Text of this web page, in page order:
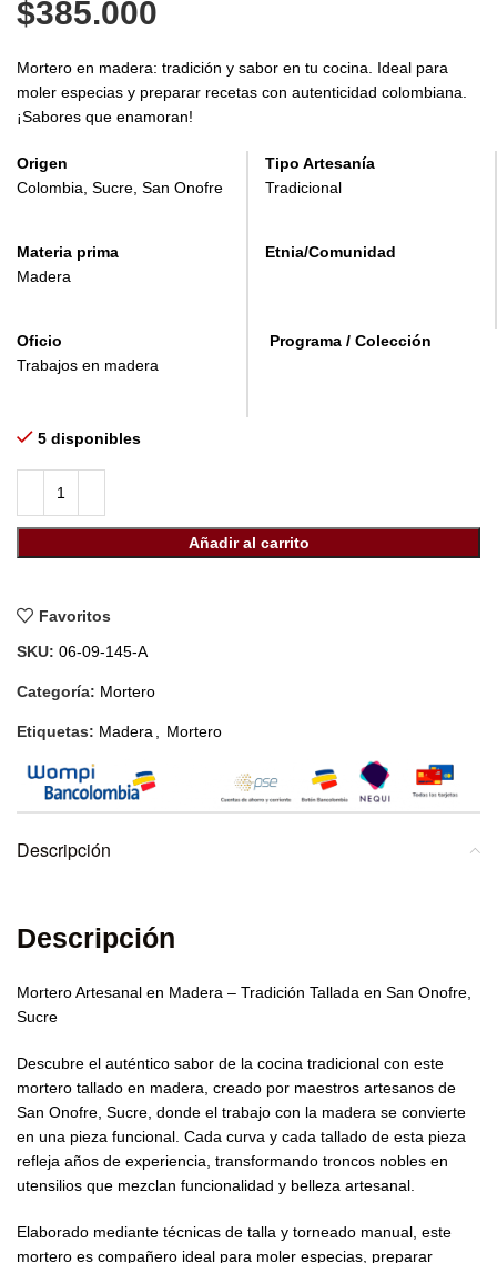
$385.000
Mortero en madera: tradición y sabor en tu cocina. Ideal para
moler especias y preparar recetas con autenticidad colombiana.
¡Sabores que enamoran!
Origen
Colombia, Sucre, San Onofre
Materia prima
Madera
Tipo Artesanía
Tradicional
Etnia/Comunidad
Oficio
Trabajos en madera
Programa / Colección
5 disponibles
Añadir al carrito
Favoritos
SKU: 06-09-145-A
Categoría: Mortero
Etiquetas: Madera Mortero
Descripción
Descripción
Mortero Artesanal en Madera – Tradición Tallada en San Onofre,
Sucre
Descubre el auténtico sabor de la cocina tradicional con este
mortero tallado en madera, creado por maestros artesanos de
San Onofre, Sucre, donde el trabajo con la madera se convierte
en una pieza funcional. Cada curva y cada tallado de esta pieza
refleja años de experiencia, transformando troncos nobles en
utensilios que mezclan funcionalidad y belleza artesanal.
Elaborado mediante técnicas de talla y torneado manual, este
mortero es compañero ideal para moler especias, preparar